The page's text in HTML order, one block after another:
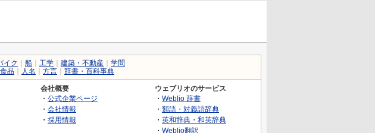
イク 船 工学 建築・不動産
学問
食品 人名 方言 辞書・百科事典
会社概要
・ 公式企業ページ
・ 会社情報
・ 採用情報
ウェブリオのサービス
・ Weblio 辞書
・ 類語・対義語辞典
・ 英和辞典・和英辞典
・ Weblio翻訳